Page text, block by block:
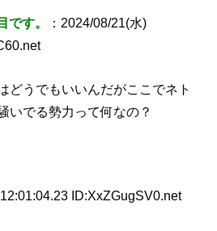
です。
：2024/08/21(水)
どうでもいいんだがここでネト
いでる勢力って何なの？
ID:XxZGugSV0.net